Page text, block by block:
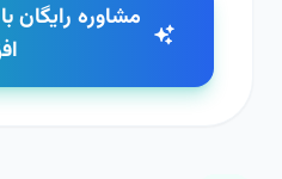
مشاوره